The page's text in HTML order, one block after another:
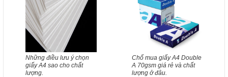
Những điều lưu ý chọn
giấy A4 sao cho chất
lượng.
Chổ mua giấy A4 Double
A 70gsm giá rẻ và chất
lượng ở đâu.